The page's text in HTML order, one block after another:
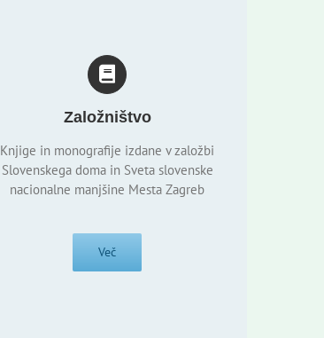
Založništvo
Knjige in monografije izdane v založbi
Slovenskega doma in Sveta slovenske
nacionalne manjšine Mesta Zagreb
Več